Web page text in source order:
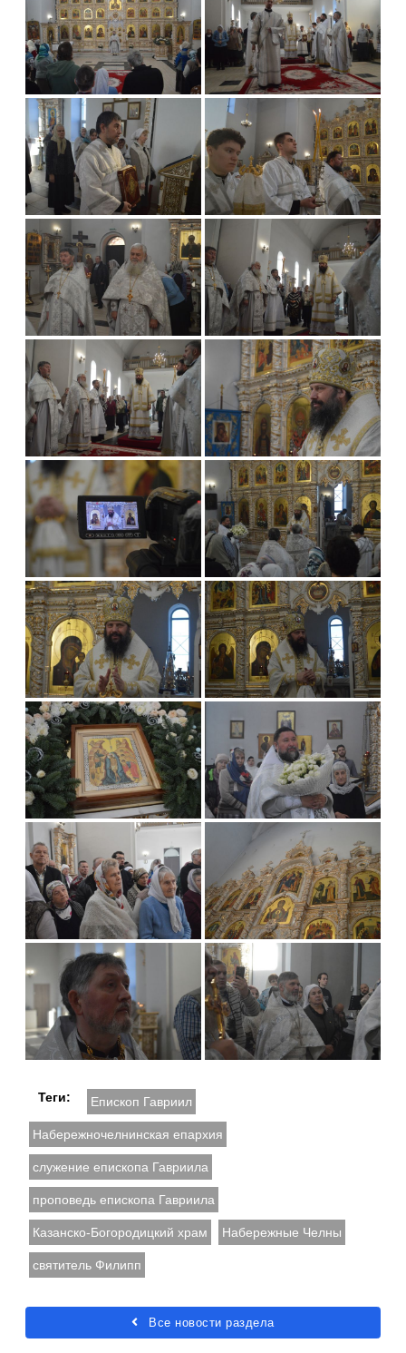
Теги: Епископ Гавриил
Набережночелнинская епархия
служение епископа Гавриила
проповедь епископа Гавриила
Казанско-Богородицкий храм Набережные Челны
святитель Филипп
Все новости раздела